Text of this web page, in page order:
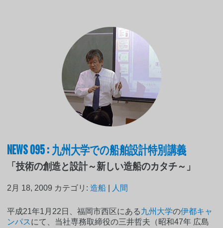
NEWS 095 : 九州大学での船舶設計特別講義
「技術の創造と設計～新しい造船のカタチ～」
2月 18, 2009 カテゴリ:造船 人間
平成21年1月22日、福岡市西区にある九州大学の伊都キャ
ンパスにて、当社専務取締役の三井哲夫（昭和47年 広島